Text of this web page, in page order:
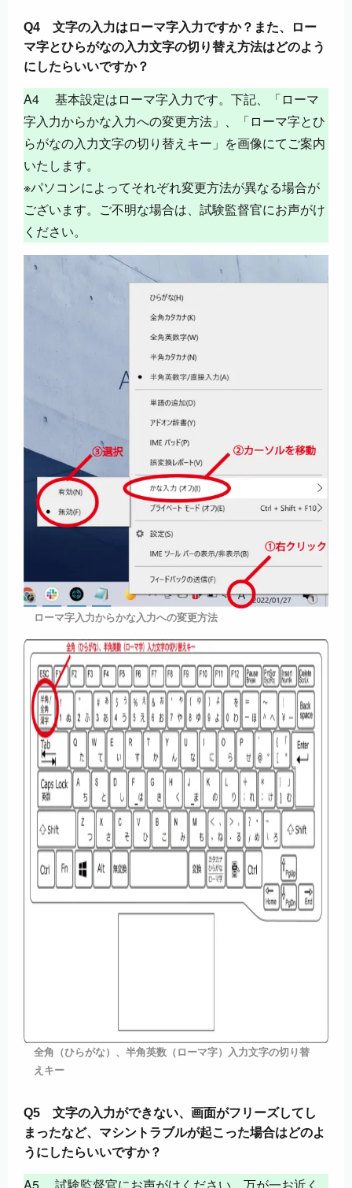
Q4 文字の入力はローマ字入力ですか？また、ロー
マ字とひらがなの入力文字の切り替え方法はどのよう
にしたらいいですか？
A4 基本設定はローマ字入力です。下記、「ローマ
字入力からかな入力への変更方法」、「ローマ字とひ
らがなの入力文字の切り替えキー」を画像にてご案内
いたします。
※パソコンによってそれぞれ変更方法が異なる場合が
ございます。ご不明な場合は、試験監督官にお声がけ
ください。
ローマ字入力からかな入力への変更方法
全角（ひらがな）、半角英数（ローマ字）入力文字の切り替
えキー
Q5 文字の入力ができない、画面がフリーズしてし
まったなど、マシントラブルが起こった場合はどのよ
うにしたらいいですか？
A5 試験監督官にお声がけください。万が一お近く